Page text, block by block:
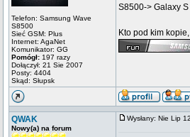
Telefon: Samsung Wave
S8500
Sieć GSM: Plus
Internet: AgaNet
Komunikator: GG
Pomógł: 197 razy
Dołączył: 21 Sie 2007
Posty: 4404
Skąd: Słupsk
S8500-> Galaxy S
Kto pod kim
QWAK
Nowy(a) na forum
Wysłany: Nie Lip